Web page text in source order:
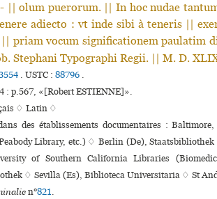
|| olum puerorum. || In hoc nudae
adiecto : vt inde sibi à teneris ||
priam vocum significationem paulatim
Stephani Typographi Regii. || M. D.
. USTC : 88796 .
: p.567, «[Robert ESTIENNE]».
♢ Latin ♢
des établissements documentaires :
Library, etc.) ♢ Berlin (De),
of Southern California Libraries
♢ Sevilla (Es), Biblioteca Universitaria ♢ St
n°821.